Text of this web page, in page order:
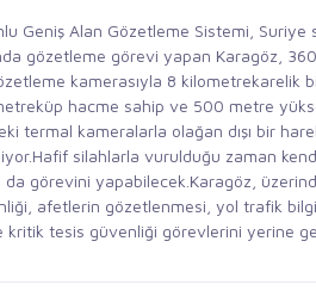
Geniş Alan Gözetleme Sistemi, Suriye
gözetleme görevi yapan Karagöz,
kamerasıyla 8 kilometrekarelik
hacme sahip ve 500 metre
termal kameralarla olağan dışı bir
silahlarla vurulduğu zaman
görevini yapabilecek.Karagöz,
afetlerin gözetlenmesi, yol trafik
kritik tesis güvenliği görevlerini yerine